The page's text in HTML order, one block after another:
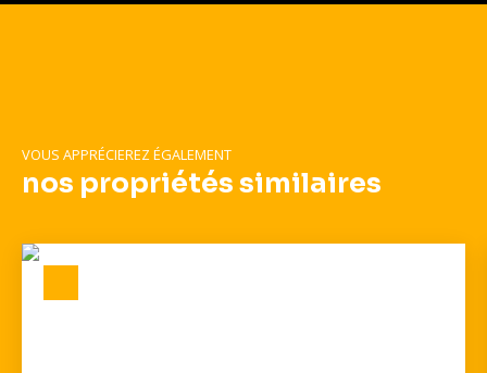
VOUS APPRÉCIEREZ ÉGALEMENT
nos propriétés similaires